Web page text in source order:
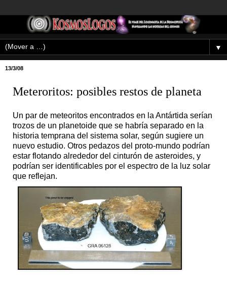
▼
13/3/08
Meteroritos: posibles restos de planeta
Un par de meteoritos encontrados en la Antártida serían
trozos de un planetoide que se habría separado en la
historia temprana del sistema solar, según sugiere un
nuevo estudio. Otros pedazos del proto-mundo podrían
estar flotando alrededor del cinturón de asteroides, y
podrían ser identificables por el espectro de la luz solar
que reflejan.